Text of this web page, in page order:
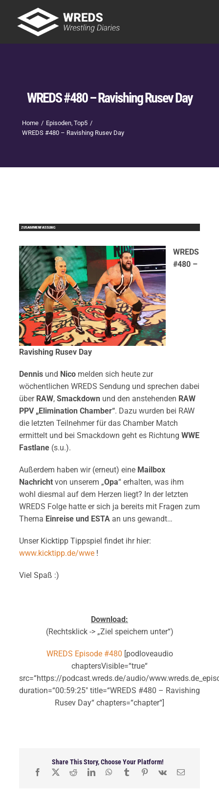
content
WREDS #480 – Ravishing Rusev Day
Home Episoden Top5
WREDS #480 – Ravishing Rusev Day
WREDS
#480 –
Ravishing Rusev Day
Dennis und Nico melden sich heute zur
wöchentlichen WREDS Sendung und sprechen dabei
über RAW, Smackdown und den anstehenden RAW
PPV „Elimination Chamber“. Dazu wurden bei RAW
die letzten Teilnehmer für das Chamber Match
ermittelt und bei Smackdown geht es Richtung WWE
Fastlane(s.u.).
Außerdem haben wir (erneut) eine Mailbox
Nachrichtvon unserem „Opa“ erhalten, was ihm
wohl diesmal auf dem Herzen liegt? In der letzten
WREDS Folge hatte er sich ja bereits mit Fragen zum
Thema Einreise und ESTAan uns gewandt…
Unser Kicktipp Tippspiel findet ihr hier:
www.kicktipp.de/wwe!
Viel Spaß :)
Download:
(Rechtsklick -> „Ziel speichern unter“)
WREDS Episode #480 [podloveaudio
chaptersVisible=“true“
src=“https://podcast.wreds.de/audio/
duration=“00:59:25″ title=“WREDS #480 – Ravishing
Rusev Day“ chapters=“chapter“]
Share This Story, Choose Your Platform!